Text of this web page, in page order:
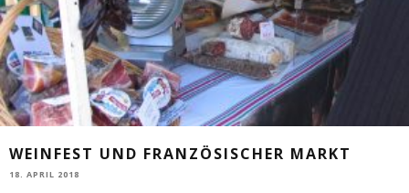
WEINFEST UND FRANZÖSISCHER MARKT
18. APRIL 2018